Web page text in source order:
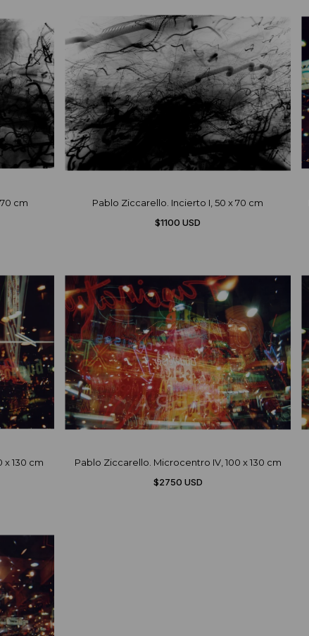
cm
Pablo Ziccarello. Incierto I, 50 x 70 cm
$1100 USD
130 cm
Pablo Ziccarello. Microcentro IV, 100 x 130 cm
$2750 USD